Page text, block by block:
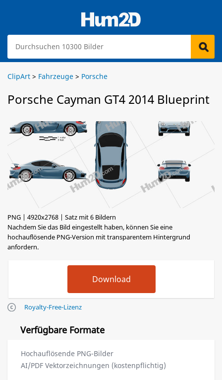
ClipArt > Fahrzeuge > Porsche
Porsche Cayman GT4 2014 Blueprint
PNG | 4920x2768 | Satz mit 6 Bildern
Nachdem Sie das Bild eingestellt haben, können Sie eine
hochauflösende PNG-Version mit transparentem Hintergrund
anfordern.
Royalty-Free-Lizenz
Verfügbare Formate
Hochauflösende PNG-Bilder
AI/PDF Vektorzeichnungen (kostenpflichtig)